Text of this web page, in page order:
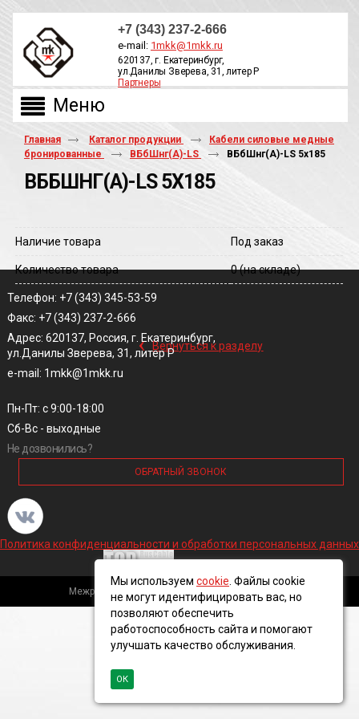
+7 (343) 237-2-666
e-mail: 1mkk@1mkk.ru
620137, г. Екатеринбург,
ул.Данилы Зверева, 31, литер Р
Партнеры
Главная Каталог продукции
Кабели силовые медные
бронированные
ВБбШнг(А)-LS ВБбШнг(A)-LS 5х185
ВББШНГ(A)-LS 5Х185
Наличие товара Под заказ
Количество товара 0(на складе)
‹ Вернуться к разделу
Телефон: +7 (343) 345-53-59
Факс: +7 (343) 237-2-666
Адрес: 620137, Россия, г. Екатеринбург,
ул.Данилы Зверева, 31, литер Р
e-mail: 1mkk@1mkk.ru
Пн-Пт: с 9:00-18:00
Сб-Вс - выходные
Не дозвонились?
ОБРАТНЫЙ ЗВОНОК
Политика конфиденциальности и обработки персональных данных
Межрегиональная кабельная компания, 2016 ©
Мы используем cookie . Файлы cookie
не могут идентифицировать вас, но
позволяют обеспечить
работоспособность сайта и помогают
улучшать качество обслуживания.
ОК